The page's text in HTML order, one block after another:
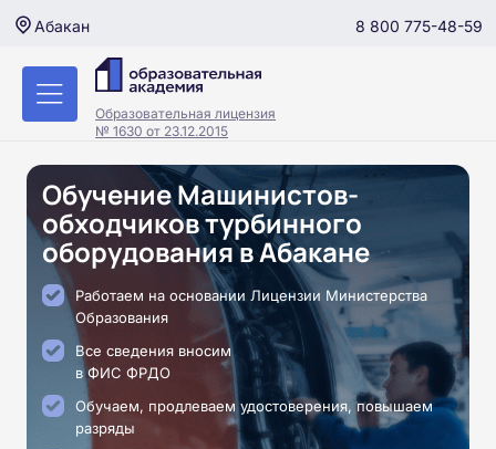
Абакан 8 800 775-48-59
Образовательная лицензия
№ 1630 от 23.12.2015
Обучение Машинистов-
обходчиков турбинного
оборудования в Абакане
Работаем на основании Лицензии Министерства
Образования
Все сведения вносим
в ФИС ФРДО
Обучаем, продлеваем удостоверения, повышаем
разряды